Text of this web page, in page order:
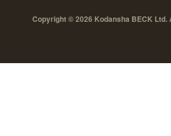
Copyright © 2026 Kodansha BECK Ltd.